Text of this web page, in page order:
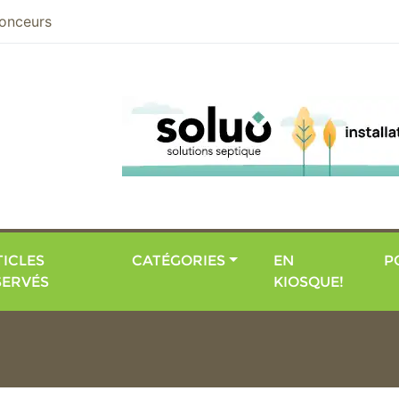
CATÉGORIES
EN
KIOSQUE!